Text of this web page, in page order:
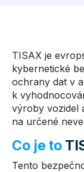
TISAX je
kybernetické
ochrany dat v
k
výroby vozidel
na určené
Co je to
Tento